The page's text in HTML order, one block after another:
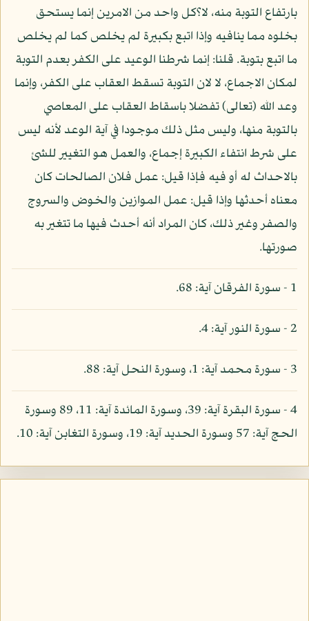
بارتفاع التوبة منه، لا؟كل واحد من الامرين إنما يستحق
بخلوه مما ينافيه وإذا اتبع بكبيرة لم يخلص كما لم يخلص
ما اتبع بتوبة. قلنا: إنما شرطنا الوعيد على الكفر بعدم التوبة
لمكان الاجماع، لا لان التوبة تسقط العقاب على الكفر، وإنما
وعد الله (تعالى) تفضلا باسقاط العقاب على المعاصي
بالتوبة منها، وليس مثل ذلك موجودا في آية الوعد لأنه ليس
على شرط انتفاء الكبيرة إجماع، والعمل هو التغيير للشئ
بالاحداث له أو فيه فإذا قيل: عمل فلان الصالحات كان
معناه أحدثها وإذا قيل: عمل الموازين والخوض والسروج
والصفر وغير ذلك، كان المراد أنه أحدث فيها ما تتغير به
صورتها.
1 - سورة الفرقان آية: 68.
2 - سورة النور آية: 4.
3 - سورة محمد آية: 1، وسورة النحل آية: 88.
4 - سورة البقرة آية: 39، وسورة المائدة آية: 11، 89 وسورة
الحج آية: 57 وسورة الحديد آية: 19، وسورة التغابن آية: 10.